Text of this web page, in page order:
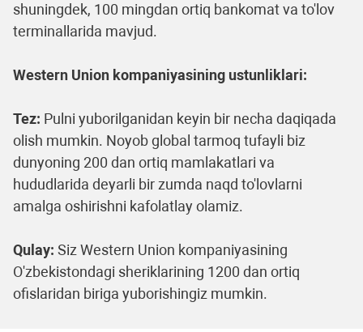
shuningdek, 100 mingdan ortiq bankomat va to'lov
terminallarida mavjud.
Western Union kompaniyasining ustunliklari:
Tez: Pulni yuborilganidan keyin bir necha daqiqada
olish mumkin. Noyob global tarmoq tufayli biz
dunyoning 200 dan ortiq mamlakatlari va
hududlarida deyarli bir zumda naqd to'lovlarni
amalga oshirishni kafolatlay olamiz.
Qulay: Siz Western Union kompaniyasining
O'zbekistondagi sheriklarining 1200 dan ortiq
ofislaridan biriga yuborishingiz mumkin.